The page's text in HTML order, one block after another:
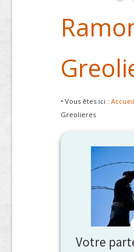
• Vous êtes ici : Accueil
Greolieres
Votre